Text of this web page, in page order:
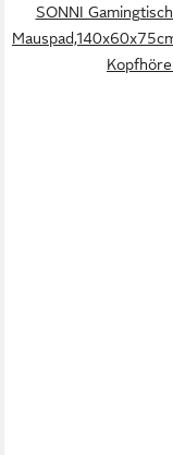
SONNI